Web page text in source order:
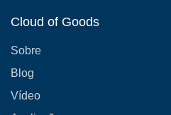
Cloud of Goods
Sobre
Blog
Vídeo